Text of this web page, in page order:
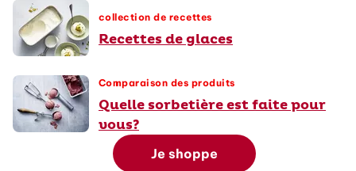
collection de recettes
Recettes de glaces
Comparaison des produits
Quelle sorbetière est faite pour
vous?
Je shoppe